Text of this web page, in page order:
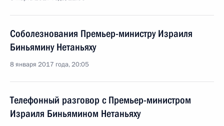
Соболезнования Премьер-министру Израиля
Биньямину Нетаньяху
8 января 2017 года, 20:05
Телефонный разговор с Премьер-министром
Израиля Биньямином Нетаньяху